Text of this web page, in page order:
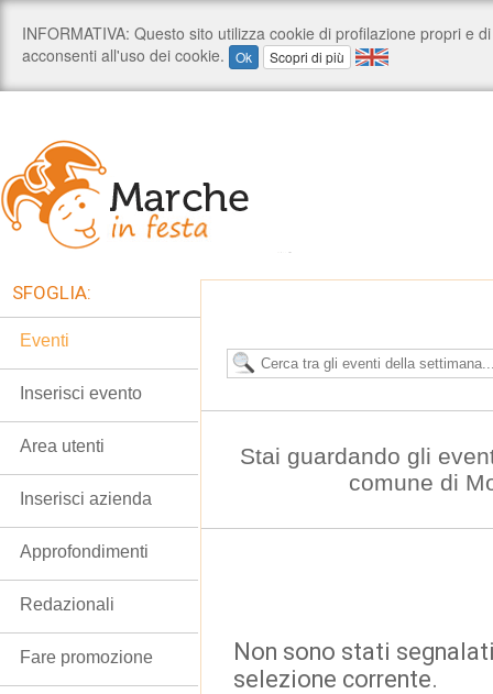
Stai guardando gli
comune di
Non sono stati
selezione corrente.
SFOGLIA:
Eventi
Inserisci evento
Area utenti
Inserisci azienda
Approfondimenti
Redazionali
Fare promozione